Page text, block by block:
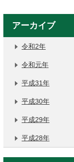
アーカイブ
令和2年
令和元年
平成31年
平成30年
平成29年
平成28年